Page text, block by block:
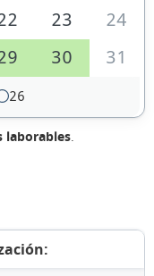
23
24
30 31
26
laborables.